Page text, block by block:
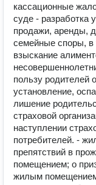
кассационные
суде - разработка
продажи, аренды,
семейные споры, в
взыскание
пользу родителей
установление,
лишение
страховой
наступлении
потребителей. -
препятствий в
помещением; о
жилым